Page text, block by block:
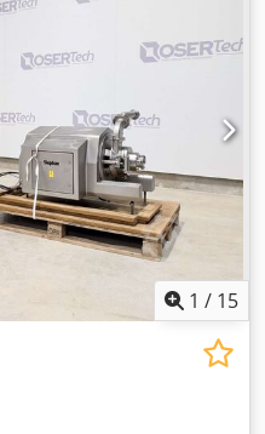
1 / 15